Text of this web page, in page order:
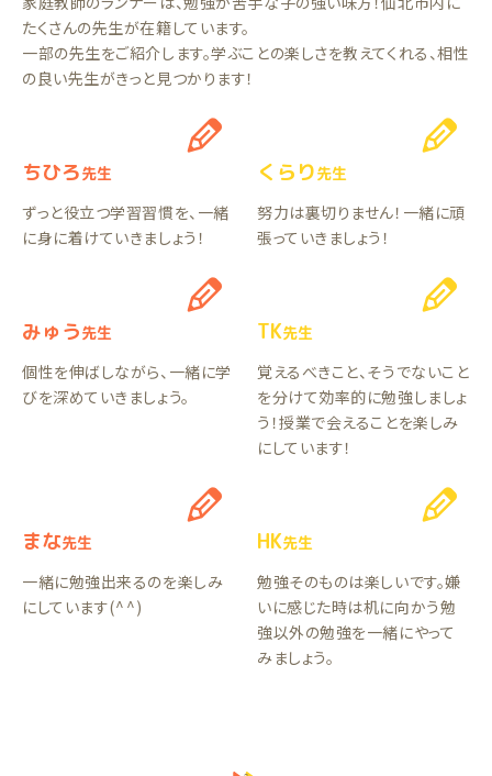
たくさんの先生が在籍しています。
一部の先生をご紹介します。学ぶことの楽しさを教えてくれる、相性
の良い先生がきっと見つかります！
ちひろ先生
ずっと役立つ学習習慣を、一緒
に身に着けていきましょう！
くらり先生
努力は裏切りません！一緒に頑
張っていきましょう！
みゅう先生
個性を伸ばしながら、一緒に学
びを深めていきましょう。
TK先生
覚えるべきこと、そうでないこと
を分けて効率的に勉強しましょ
う！授業で会えることを楽しみ
にしています！
まな先生
一緒に勉強出来るのを楽しみ
にしています(⁠^⁠^⁠)
HK先生
勉強そのものは楽しいです。嫌
いに感じた時は机に向かう勉
強以外の勉強を一緒にやって
みましょう。